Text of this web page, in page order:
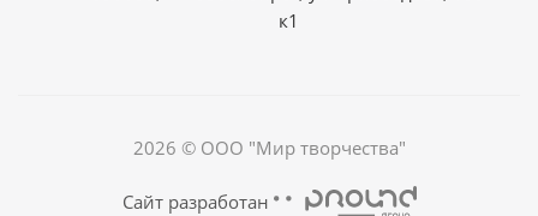
к1
2026 © ООО "Мир творчества"
Сайт разработан